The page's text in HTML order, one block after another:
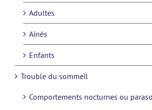
Adultes
Aînés
Enfants
Trouble du sommeil
Comportements nocturnes ou